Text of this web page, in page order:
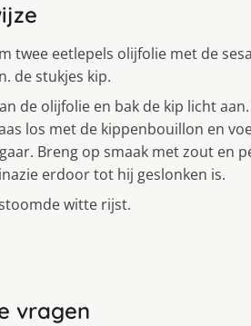
twee eetlepels olijfolie met de
de stukjes kip.
de olijfolie en bak de kip licht
los met de kippenbouillon en
Breng op smaak met zout en
erdoor tot hij geslonken is.
witte rijst.
vragen